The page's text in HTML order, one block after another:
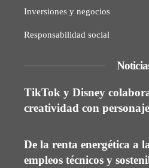
Inversiones y negocios
Responsabilidad social
TikTok y Disney
creatividad con
De la renta energética a
empleos técnicos y